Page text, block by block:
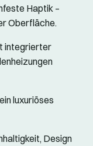
Haptik –
Oberfläche.
integrierter
luxuriöses
Design